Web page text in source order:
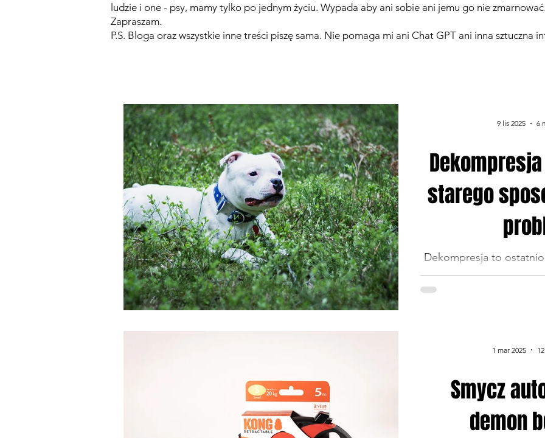
ludzie i one - psy, mamy tylko po jednym życiu. Wypada aby ani sobie ani jemu go nie zmarnować.
Zapraszam.
P.S. Bloga oraz wszystkie inne treści piszę sama. Nie pomaga mi ani Chat GPT ani inna sztuczna
starego
Dekompresja to
właścicieli psów
trąbi na około o
łask mogło powrócić
dekompresja i dlaczego jest istotniejsza niż trening,
a tak samo ważna jak
9 lis 2025 6
Smycz
demon
1 mar 2025